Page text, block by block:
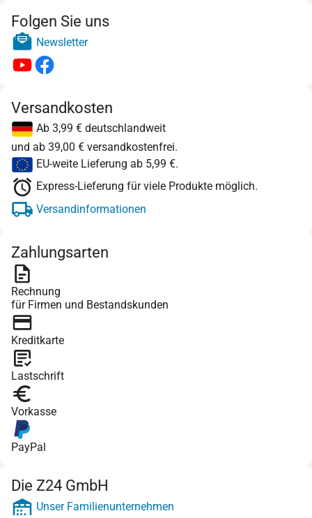
Folgen Sie uns
Newsletter
Versandkosten
Ab 3,99 € deutschlandweit
und ab 39,00 € versandkostenfrei.
EU-weite Lieferung ab 5,99 €.
Express-Lieferung für viele Produkte möglich.
Versandinformationen
Zahlungsarten
Rechnung
für Firmen und Bestandskunden
Kreditkarte
Lastschrift
Vorkasse
PayPal
Die Z24 GmbH
Unser Familienunternehmen